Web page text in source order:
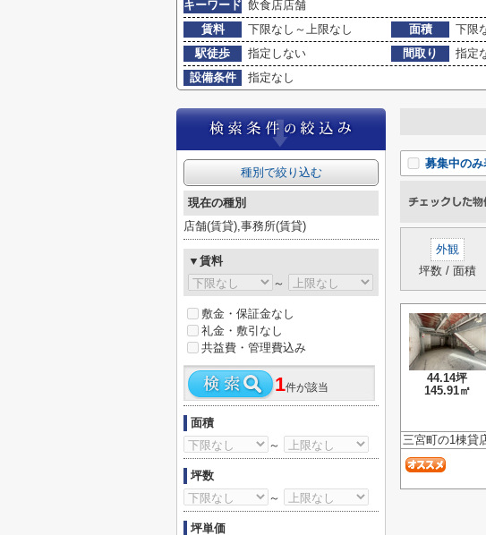
キーワード 飲食店店舗
賃料
下限なし～上限なし 面積 下限
駅徒歩
指定しない 間取り
指定
設備条件
指定なし
募集中のみ
外観
坪数 / 面積
44.14坪
145.91㎡
三宮町の1棟貸
種別で絞り込む
現在の種別
店舗(賃貸),事務所(賃貸)
▼賃料
～
敷金・保証金なし
礼金・敷引なし
共益費・管理費込み
1件が該当
面積
～
坪数
～
坪単価